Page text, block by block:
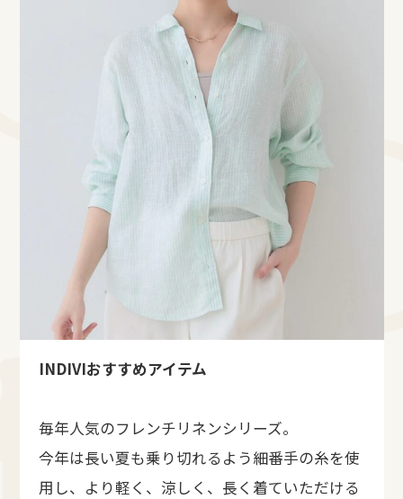
INDIVIおすすめアイテム
毎年人気のフレンチリネンシリーズ。
今年は長い夏も乗り切れるよう細番手の糸を使
用し、より軽く、涼しく、長く着ていただける